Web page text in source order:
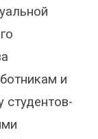
и
студентов-